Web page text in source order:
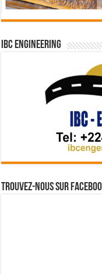
IBC Engineering
Trouvez-nous sur